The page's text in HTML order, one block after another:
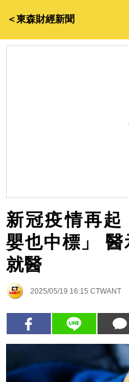
＜東森財經新聞
新冠疫情再
嬰也中標」
就醫
2025/05/19 16:15 CTWANT